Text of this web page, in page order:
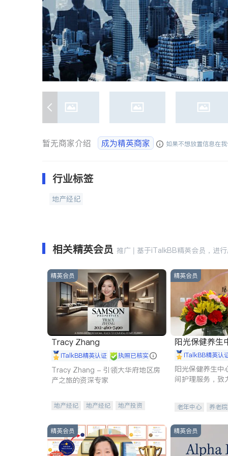
暂无商家介绍 成为精英商家 如果不想放置信息在
行业标签
地产经纪
相关精英会员 推广 | 基于iTalkBB精英会员，进
精英会员
Tracy Zhang
iTalkBB精英认证 执照已核实
Tracy Zhang - 引领大华府地区房
产之旅的资深专家
地产经纪 地产经纪
地产投资
精英会员
阳光保健养生
iTalkBB精英认
阳光保健养生中
间护理服务，致
老年中心 养老院
精英会员 精英会员